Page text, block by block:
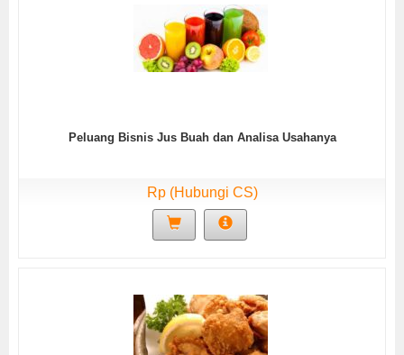
Peluang Bisnis Jus Buah dan Analisa Usahanya
Rp (Hubungi CS)